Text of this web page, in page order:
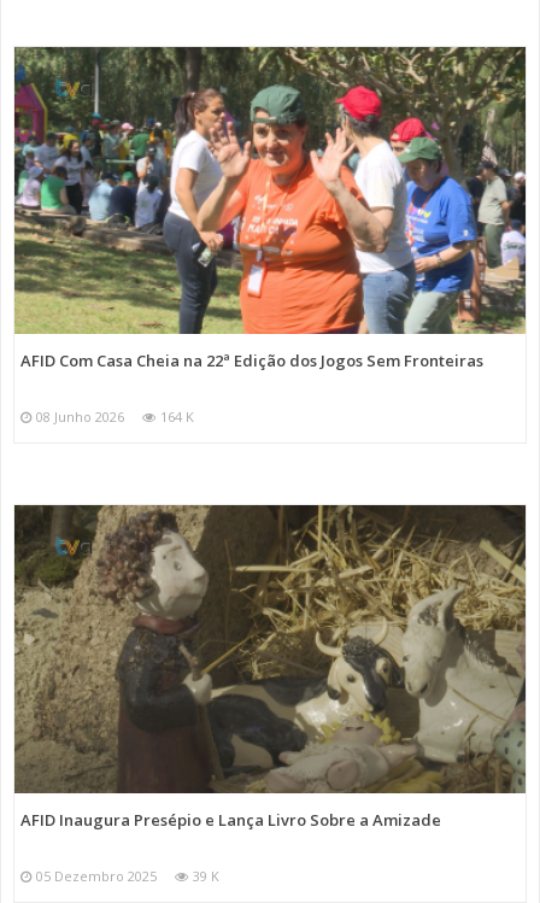
AFID Com Casa Cheia na 22ª Edição dos Jogos Sem Fronteiras
08 Junho 2026 164 K
AFID Inaugura Presépio e Lança Livro Sobre a Amizade
05 Dezembro 2025 39 K